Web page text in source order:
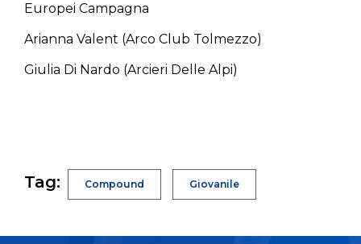
Europei Campagna
Arianna Valent (Arco Club Tolmezzo)
Giulia Di Nardo (Arcieri Delle Alpi)
Tag: Compound Giovanile